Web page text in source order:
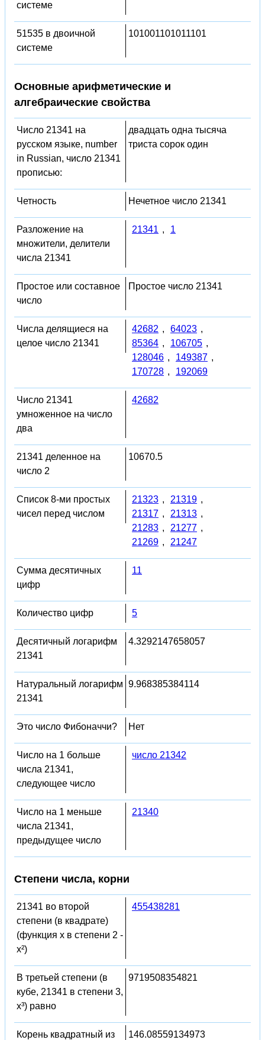
системе
51535 в двоичной
системе
101001101011101
Основные арифметические и
алгебраические свойства
Число 21341 на
русском языке, number
in Russian, число 21341
прописью:
двадцать одна тысяча
триста сорок один
Четность Нечетное число 21341
Разложение на
множители, делители
числа 21341
21341 , 1
Простое или составное
число
Простое число 21341
Числа делящиеся на
целое число 21341
42682 , 64023 ,
85364 , 106705 ,
128046 , 149387 ,
170728 , 192069
Число 21341
умноженное на число
два
42682
21341 деленное на
число 2
10670.5
Список 8-ми простых
чисел перед числом
21323 , 21319 ,
21317 , 21313 ,
21283 , 21277 ,
21269 , 21247
Сумма десятичных
цифр
11
Количество цифр 5
Десятичный логарифм
21341
4.3292147658057
Натуральный логарифм
21341
9.968385384114
Это число Фибоначчи? Нет
Число на 1 больше
числа 21341,
следующее число
число 21342
Число на 1 меньше
числа 21341,
предыдущее число
21340
Степени числа, корни
21341 во второй
степени (в квадрате)
(функция x в степени 2 -
x²)
455438281
В третьей степени (в
кубе, 21341 в степени 3,
x³) равно
9719508354821
Корень квадратный из
146.08559134973